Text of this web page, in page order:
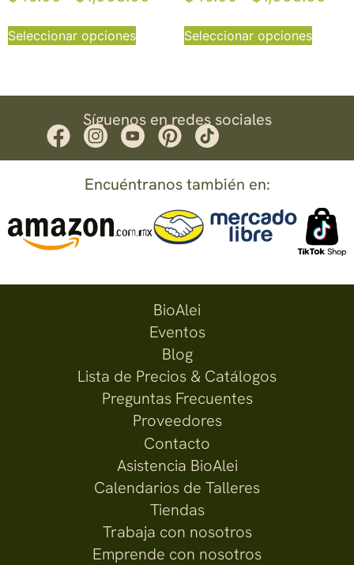
Seleccionar opciones Seleccionar opciones
Síguenos en redes sociales
Encuéntranos también en:
BioAlei
Eventos
Blog
Lista de Precios & Catálogos
Preguntas Frecuentes
Proveedores
Contacto
Asistencia BioAlei
Calendarios de Talleres
Tiendas
Trabaja con nosotros
Emprende con nosotros